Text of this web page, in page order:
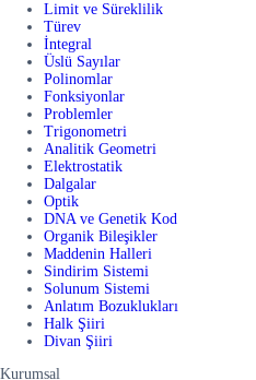
Limit ve Süreklilik
Türev
İntegral
Üslü Sayılar
Polinomlar
Fonksiyonlar
Problemler
Trigonometri
Analitik Geometri
Elektrostatik
Dalgalar
Optik
DNA ve Genetik Kod
Organik Bileşikler
Maddenin Halleri
Sindirim Sistemi
Solunum Sistemi
Anlatım Bozuklukları
Halk Şiiri
Divan Şiiri
Kurumsal